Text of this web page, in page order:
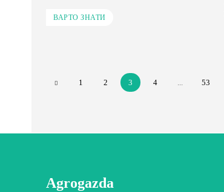
ВАРТО ЗНАТИ
1 2 3 4 ... 53
Agrogazda